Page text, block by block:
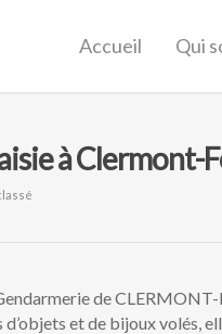
Accueil Qui
à Clermont-
de
et de bijoux volés,